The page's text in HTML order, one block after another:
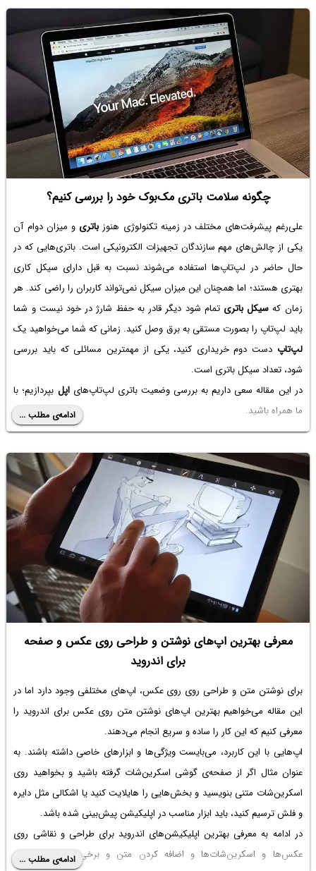
چگونه سلامت باتری مک‌بوک خود را بررسی کنیم؟
علی‌رغم پیشرفت‌های مختلف در زمینه تکنولوژی هنوز باتری و میزان دوام آن
یکی از چالش‌های مهم سازندگان تجهیزات الکترونیکی است. باتری‌هایی که در
حال حاضر در لپ‌تاپ‌ها استفاده می‌شوند نسبت به قبل دارای سیکل کاری
بهتری هستند؛ اما همچنان این میزان سیکل نمی‌تواند کاربران را راضی کند. هر
زمان که سیکل باتری تمام شود دیگر قادر به حفظ شارژ در خود نیست و شما
باید لپ‌تاپ را بصورت مستقی به برق وصل کنید. زمانی که شما می‌خواهید یک
لپ‌تاپ دست دوم خریداری کنید، یکی از مهمترین مسائلی که باید بررسی
شود، تعداد سیکل باتری است.
در این مقاله سعی داریم به بررسی وضعیت باتری لپ‌تاپ‌هایاپل بپردازیم؛ با
ما همراه باشید.
ادامه‌ی مطلب ...
معرفی بهترین اپ‌های نوشتن و طراحی روی عکس و صفحه
برای اندروید
برای نوشتن متن و طراحی روی روی عکس، اپ‌های مختلفی وجود دارد اما در
این مقاله می‌خواهیم بهترین اپ‌های نوشتن متن روی عکس برای اندروید را
معرفی کنیم که این کار را ساده و سریع انجام می‌دهند.
اپ‌هایی با این کاربرد، می‌بایست ویژگی‌ها و ابزارهای خاصی داشته باشند. به
عنوان مثال اگر از صفحه‌ی گوشی اسکرین‌شات گرفته باشید و بخواهید روی
اسکرین‌شات متنی بنویسید و بخش‌هایی را هایلایت کنید یا اشکالی مثل دایره
و فلش ترسیم کنید، باید ابزار مناسب در اپلیکیشن پیش‌بینی شده باشد.
در ادامه به معرفی بهترین اپلیکیشن‌های اندروید برای طراحی و نقاشی روی
عکس‌ها و اسکرین‌شات‌ها و اضافه کردن متن و برخی افکت‌های ساده
ادامه‌ی مطلب ...